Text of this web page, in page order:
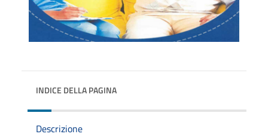
INDICE DELLA PAGINA
Descrizione